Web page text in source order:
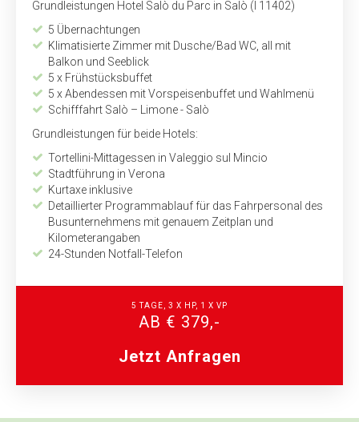
Grundleistungen Hotel Salò du Parc in Salò (I 11402)
5 Übernachtungen
Klimatisierte Zimmer mit Dusche/Bad WC, all mit
Balkon und Seeblick
5 x Frühstücksbuffet
5 x Abendessen mit Vorspeisenbuffet und Wahlmenü
Schifffahrt Salò – Limone - Salò
Grundleistungen für beide Hotels:
Tortellini-Mittagessen in Valeggio sul Mincio
Stadtführung in Verona
Kurtaxe inklusive
Detaillierter Programmablauf für das Fahrpersonal des
Busunternehmens mit genauem Zeitplan und
Kilometerangaben
24-Stunden Notfall-Telefon
5 TAGE, 3 X HP, 1 X VP
AB € 379,-
Jetzt Anfragen